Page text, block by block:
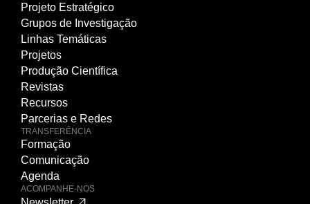
Projeto Estratégico
Grupos de Investigação
Linhas Temáticas
Projetos
Produção Científica
Revistas
Recursos
Parcerias e Redes
TRANSFERÊNCIA
Formação
Comunicação
Agenda
ACOMPANHE-NOS